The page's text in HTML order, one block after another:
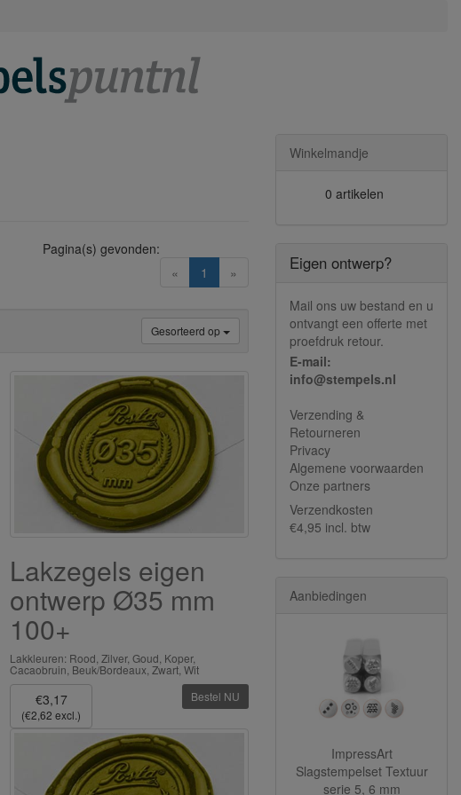
«
1 (current)
»
Pagina(s) gevonden:
Gesorteerd op
Lakzegels eigen
ontwerp Ø35 mm
100+
Lakkleuren: Rood, Zilver, Goud, Koper,
Cacaobruin, Beuk/Bordeaux, Zwart, Wit
€3,17
(€2,62 excl.)
Bestel NU
Winkelmandje
0 artikelen
Eigen ontwerp?
Mail ons uw bestand en u
ontvangt een offerte met
proefdruk retour.
E-mail:
info@stempels.nl
Verzending &
Retourneren
Privacy
Algemene voorwaarden
Onze partners
Verzendkosten
€4,95 incl. btw
Aanbiedingen
ImpressArt
Slagstempelset Textuur
serie 5, 6 mm